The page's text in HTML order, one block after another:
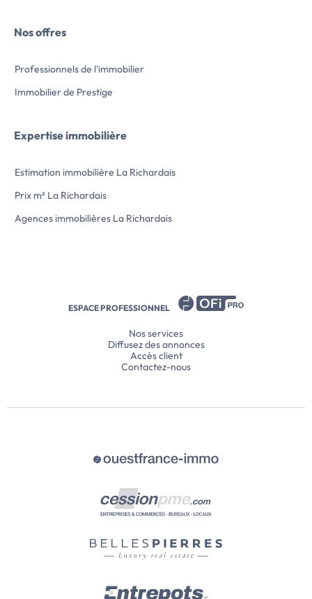
Nos offres
Professionnels de l'immobilier
Immobilier de Prestige
Expertise immobilière
Estimation immobilière La Richardais
Prix m² La Richardais
Agences immobilières La Richardais
ESPACE PROFESSIONNEL
Nos services
Diffusez des annonces
Accès client
Contactez-nous